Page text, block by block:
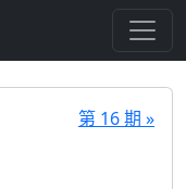
第 16 期 »